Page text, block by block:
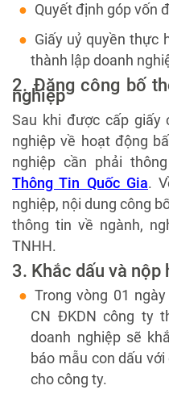
Quyết định góp vốn
Giấy uỷ quyền thực
thành lập doanh
2. Đăng công bố
nghiệp
Sau khi được cấp giấy
nghiệp về hoạt động
nghiệp cần phải
Thông Tin Quốc Gia.
nghiệp, nội dung công
thông tin về ngành,
TNHH.
3. Khắc dấu và
Trong vòng 01
CN ĐKDN công ty
doanh nghiệp sẽ
báo mẫu con dấu
cho công ty.